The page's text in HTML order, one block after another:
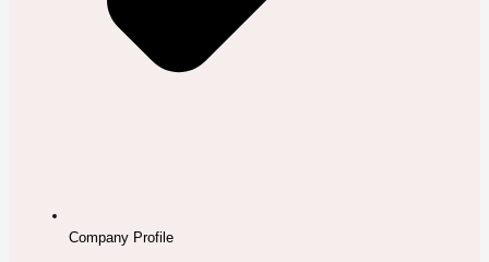
Company Profile